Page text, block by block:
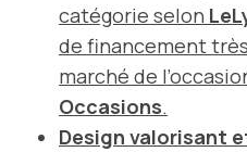
catégorie selon
de financement
marché de
Occasions.
Design valorisant